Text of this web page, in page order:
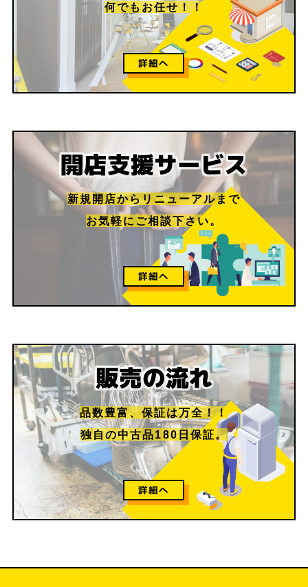
何でもお任せ！！
詳細へ
開店支援サービス
新規開店からリニューアルまで
お気軽にご相談下さい。
詳細へ
販売の流れ
品数豊富、保証は万全！！
独自の中古品180日保証。
詳細へ